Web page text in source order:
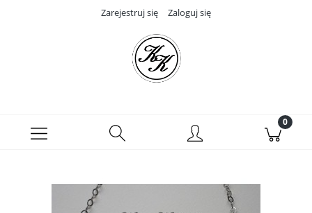
Zarejestruj się Zaloguj się